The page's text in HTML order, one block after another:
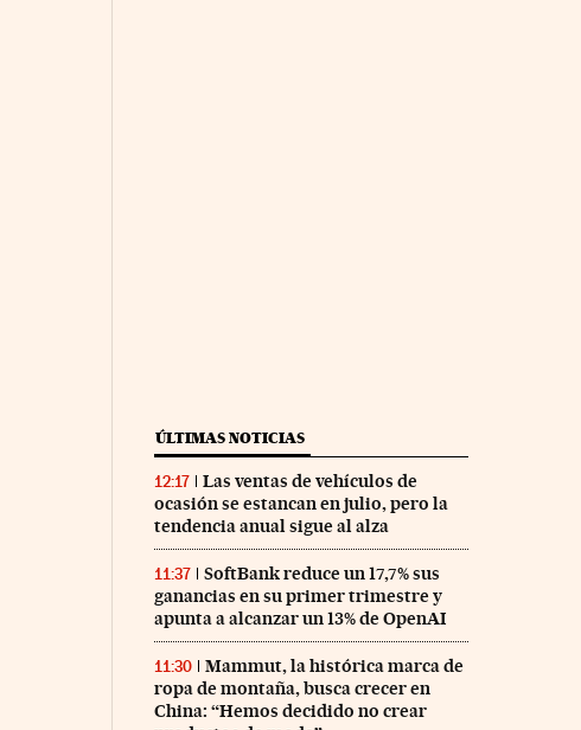
ÚLTIMAS NOTICIAS
12:17
Las ventas de vehículos de
ocasión se estancan en julio, pero la
tendencia anual sigue al alza
11:37
SoftBank reduce un 17,7% sus
ganancias en su primer trimestre y
apunta a alcanzar un 13% de OpenAI
11:30
Mammut, la histórica marca de
ropa de montaña, busca crecer en
China: “Hemos decidido no crear